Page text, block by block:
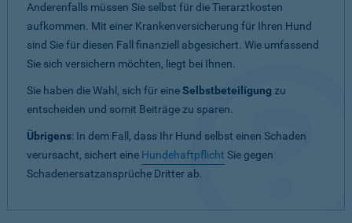
Anderenfalls müssen Sie selbst für die Tierarztkosten
aufkommen. Mit einer Krankenversicherung für Ihren Hund
sind Sie für diesen Fall finanziell abgesichert. Wie umfassend
Sie sich versichern möchten, liegt bei Ihnen.
Sie haben die Wahl, sich für eineSelbstbeteiligung zu
entscheiden und somit Beiträge zu sparen.
Übrigens: In dem Fall, dass Ihr Hund selbst einen Schaden
verursacht, sichert eine Hundehaftpflicht Sie gegen
Schadenersatzansprüche Dritter ab.